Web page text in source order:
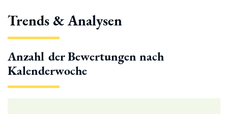
Trends & Analysen
Anzahl der Bewertungen nach
Kalenderwoche